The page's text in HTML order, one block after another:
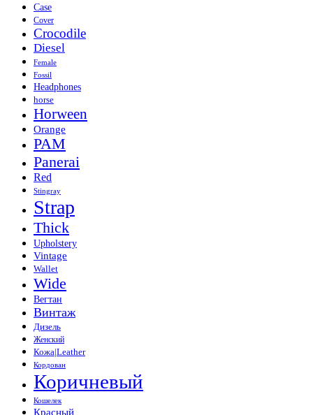
Case
Cover
Crocodile
Diesel
Female
Fossil
Headphones
horse
Horween
Orange
PAM
Panerai
Red
Stingray
Strap
Thick
Upholstery
Vintage
Wallet
Wide
Вегтан
Винтаж
Дизель
Женский
Кожа|Leather
Кордован
Коричневый
Кошелек
Красный